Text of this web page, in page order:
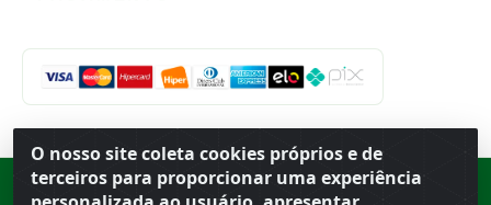
O nosso site coleta cookies próprios e de
terceiros para proporcionar uma experiência
Rod. SP-215, s/n, km 98 — Área Rural·Porto Ferreira SP ·BR· CEP